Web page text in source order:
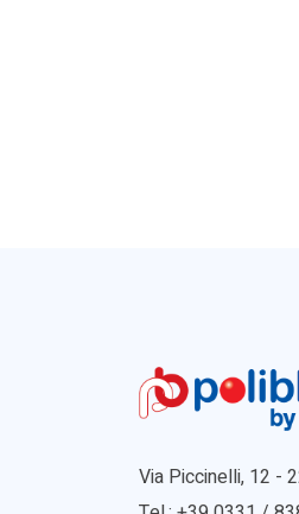
Via Piccinelli, 12 -